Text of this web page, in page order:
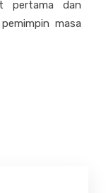
pertama dan
masa